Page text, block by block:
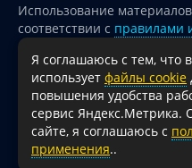
Использование
соответствии с правилами
опубликованных на сайте
При перепечатке и
на источник обязательна.
Для сайтов и страниц
активная гиперссылка на
администрации
Я соглашаюсь с тем, что
использует файлы cookie
повышения удобства
сервис Яндекс.Метрика.
сайте, я соглашаюсь с
применения..